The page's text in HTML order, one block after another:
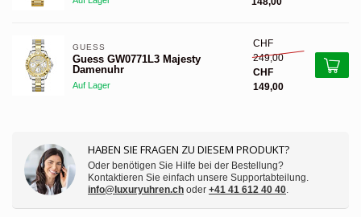
GUESS
Guess GW0771L3 Majesty
Damenuhr
Auf Lager
CHF
249,00
CHF
149,00
HABEN SIE FRAGEN ZU DIESEM PRODUKT?
Oder benötigen Sie Hilfe bei der Bestellung?
Kontaktieren Sie einfach unsere Supportabteilung.
info@luxuryuhren.ch oder +41 41 612 40 40